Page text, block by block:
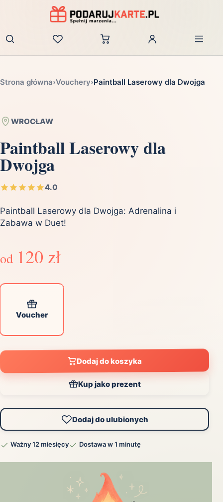
Zaloguj
Strona główna›Vouchery›Paintball Laserowy dla Dwojga
WROCŁAW
Paintball Laserowy dla
Dwojga
4.0
Paintball Laserowy dla Dwojga: Adrenalina i
Zabawa w Duet!
od 120 zł
Voucher
Dodaj do koszyka
Kup jako prezent
Dodaj do ulubionych
Ważny 12 miesięcy Dostawa w 1 minutę